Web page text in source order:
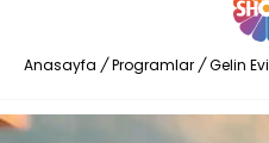
Anasayfa / Programlar / Gelin Evi